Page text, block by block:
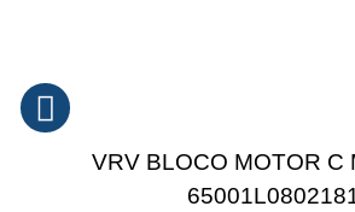
VRV BLOCO MOTOR C